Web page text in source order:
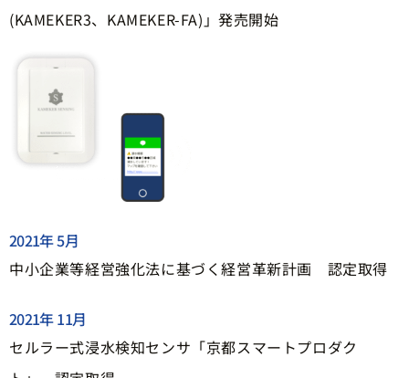
(KAMEKER3、KAMEKER-FA)」発売開始
2021年 5月
中小企業等経営強化法に基づく経営革新計画 認定取得
2021年 11月
セルラー式浸水検知センサ「京都スマートプロダク